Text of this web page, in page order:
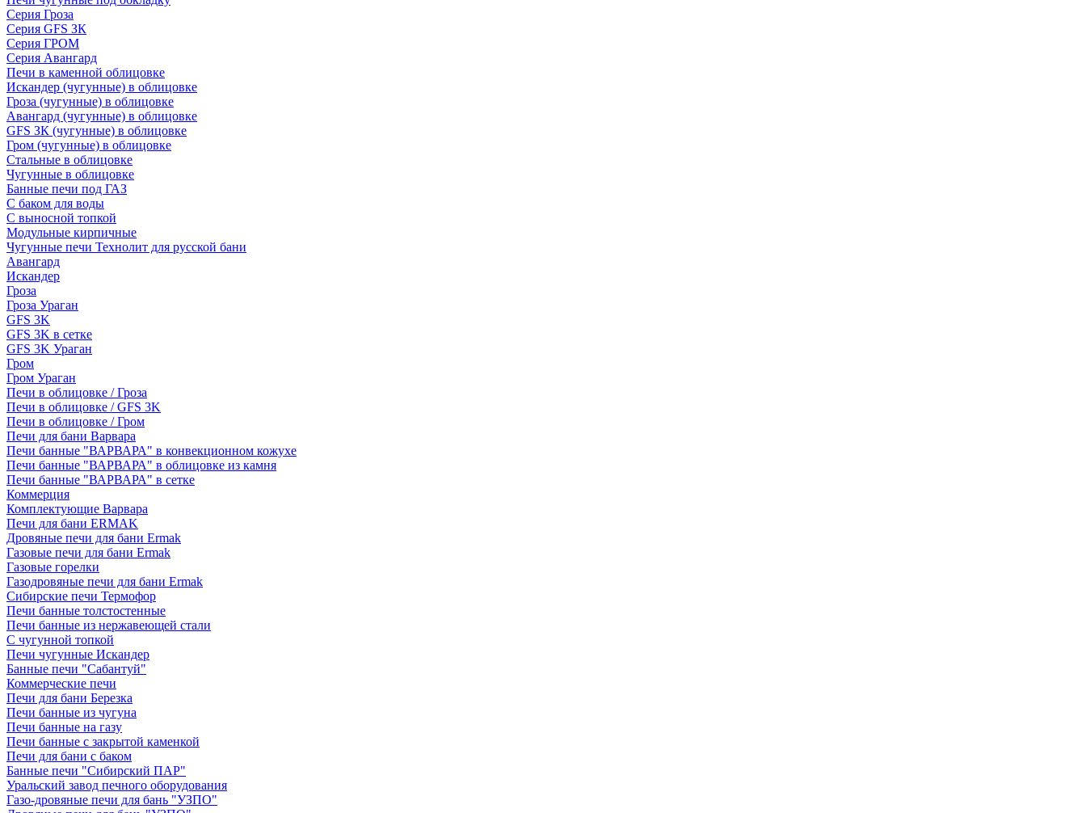
Серия Гроза
Серия GFS ЗК
Серия ГРОМ
Серия Авангард
Печи в каменной облицовке
Искандер (чугунные) в облицовке
Гроза (чугунные) в облицовке
Авангард (чугунные) в облицовке
GFS ЗК (чугунные) в облицовке
Гром (чугунные) в облицовке
Стальные в облицовке
Чугунные в облицовке
Банные печи под ГАЗ
С баком для воды
С выносной топкой
Модульные кирпичные
Чугунные печи Технолит для русской бани
Авангард
Искандер
Гроза
Гроза Ураган
GFS 3K
GFS 3K в сетке
GFS 3K Ураган
Гром
Гром Ураган
Печи в облицовке / Гроза
Печи в облицовке / GFS 3K
Печи в облицовке / Гром
Печи для бани Варвара
Печи банные "ВАРВАРА" в конвекционном кожухе
Печи банные "ВАРВАРА" в облицовке из камня
Печи банные "ВАРВАРА" в сетке
Коммерция
Комплектующие Варвара
Печи для бани ERMAK
Дровяные печи для бани Ermak
Газовые печи для бани Ermak
Газовые горелки
Газодровяные печи для бани Ermak
Сибирские печи Термофор
Печи банные толстостенные
Печи банные из нержавеющей стали
С чугунной топкой
Печи чугунные Искандер
Банные печи "Сабантуй"
Коммерческие печи
Печи для бани Березка
Печи банные из чугуна
Печи банные на газу
Печи банные с закрытой каменкой
Печи для бани с баком
Банные печи "Сибирский ПАР"
Уральский завод печного оборудования
Газо-дровяные печи для бань "УЗПО"